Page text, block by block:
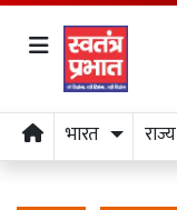
भारत राज्य